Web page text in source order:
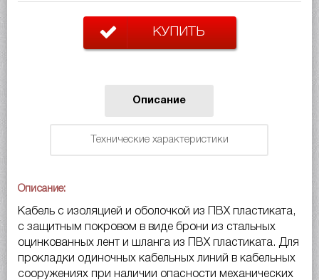
КУПИТЬ
Описание
Технические характеристики
Описание:
Кабель с изоляцией и оболочкой из ПВХ пластиката,
с защитным покровом в виде брони из стальных
оцинкованных лент и шланга из ПВХ пластиката. Для
прокладки одиночных кабельных линий в кабельных
сооружениях при наличии опасности механических